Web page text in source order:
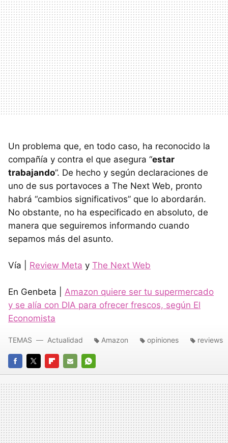
Un problema que, en todo caso, ha reconocido la
compañía y contra el que asegura “estar
trabajando”. De hecho y según declaraciones de
uno de sus portavoces a The Next Web, pronto
habrá “cambios significativos” que lo abordarán.
No obstante, no ha especificado en absoluto, de
manera que seguiremos informando cuando
sepamos más del asunto.
Vía | Review Meta y The Next Web
En Genbeta | Amazon quiere ser tu supermercado
y se alía con DIA para ofrecer frescos, según El
Economista
FACEBOOK
TWITTERFLIPBOARD
E-
MAIL
WHATSAPP
TEMAS Actualidad Amazon opiniones reviews